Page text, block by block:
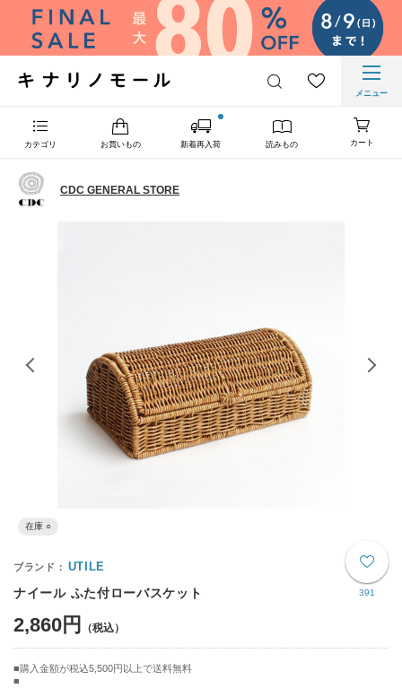
メニュー
カテゴリ お買いもの 新着再入荷 読みもの カート
CDC GENERAL STORE
在庫 ○
391
UTILE
ナイール ふた付ローバスケット
2,860円
購入金額が税込5,500円以上で送料無料